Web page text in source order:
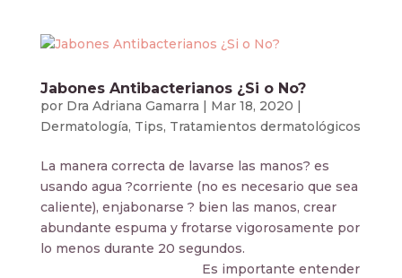
Jabones Antibacterianos ¿Si o No?
por Dra Adriana Gamarra | Mar 18, 2020 |
Dermatología, Tips, Tratamientos dermatológicos
La manera correcta de lavarse las manos? es
usando agua ?corriente (no es necesario que sea
caliente), enjabonarse ? bien las manos, crear
abundante espuma y frotarse vigorosamente por
lo menos durante 20 segundos.
⠀⠀⠀⠀⠀⠀⠀⠀⠀⠀⠀⠀⠀⠀⠀⠀⠀⠀Es importante entender